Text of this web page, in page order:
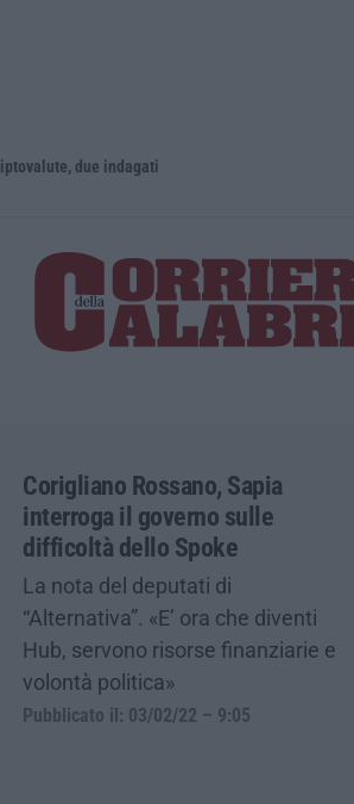
due indagati
Corigliano Rossano, Sapia
interroga il governo sulle
difficoltà dello Spoke
La nota del deputati di
“Alternativa”. «E’ ora che diventi
Hub, servono risorse finanziarie e
volontà politica»
Pubblicato il: 03/02/22 – 9:05